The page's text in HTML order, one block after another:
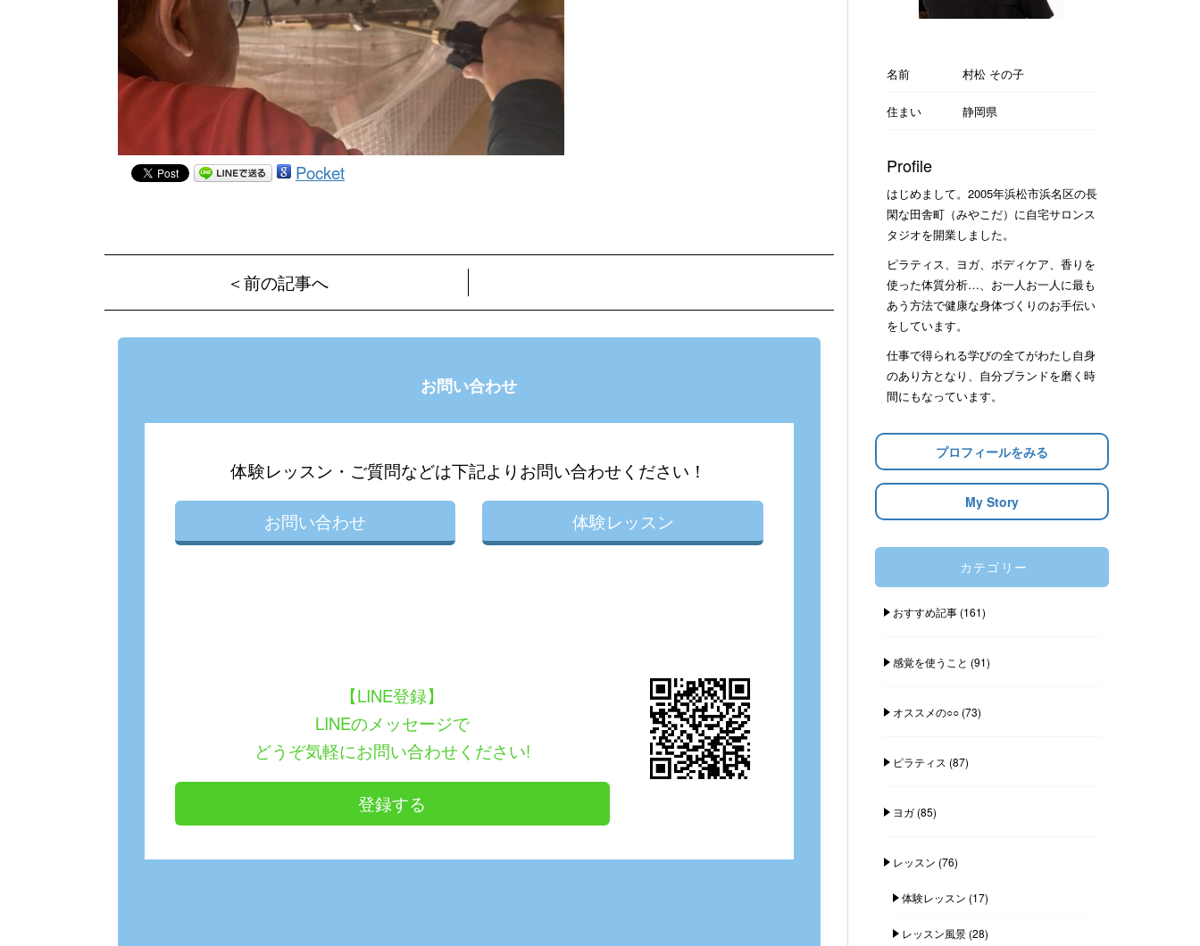
Pocket
＜前の記事へ
お問い合わせ
体験レッスン・ご質問などは下記よりお問い合わせください！
お問い合わせ 体験レッスン
【LINE登録】
LINEのメッセージで
どうぞ気軽にお問い合わせください!
登録する
名前 村松 その子
住まい 静岡県
Profile
はじめまして。2005年浜松市浜名区の長
閑な田舎町（みやこだ）に自宅サロンス
タジオを開業しました。
ピラティス、ヨガ、ボディケア、香りを
使った体質分析…、お一人お一人に最も
あう方法で健康な身体づくりのお手伝い
をしています。
仕事で得られる学びの全てがわたし自身
のあり方となり、自分ブランドを磨く時
間にもなっています。
プロフィールをみる
My Story
カテゴリー
おすすめ記事(161)
感覚を使うこと (91)
オススメの○○(73)
ピラティス (87)
ヨガ(85)
レッスン (76)
体験レッスン (17)
レッスン風景(28)